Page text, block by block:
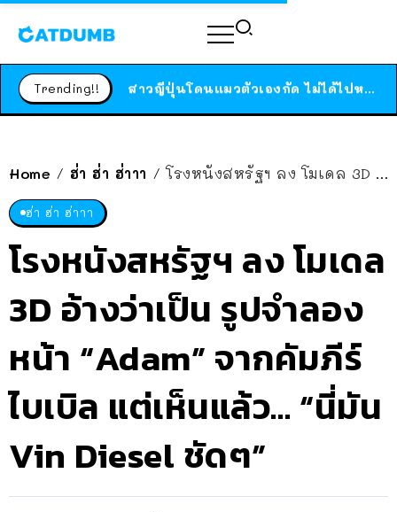
Trending!! ได้เวลาเด็กหนวดรวมตัว RF Online Next เปิดให้เล่นแล้ว เกม Sci-Fi MMORPG ระดับตำนาน เล่นได้ทั้งมือถือและ PC
Home / ฮ่า ฮ่า ฮ่าาา / โรงหนังสหรัฐฯ ลง โมเดล 3D อ้างว่าเป็น รูปจำลองหน้า “Adam” จากคัมภีร์ไบเบิล แต่เห็นแล้ว… “นี่มัน Vin Diesel ชัดๆ”
ฮ่า ฮ่า ฮ่าาา
โรงหนังสหรัฐฯ ลง โมเดล
3D อ้างว่าเป็น รูปจำลอง
หน้า “Adam” จากคัมภีร์
ไบเบิล แต่เห็นแล้ว… “นี่มัน
Vin Diesel ชัดๆ”